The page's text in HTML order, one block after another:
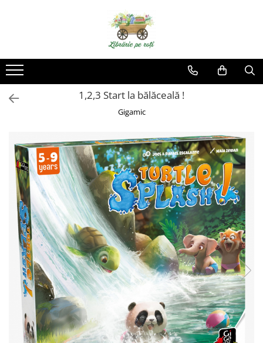
1,2,3 Start la bălăceală !
Gigamic